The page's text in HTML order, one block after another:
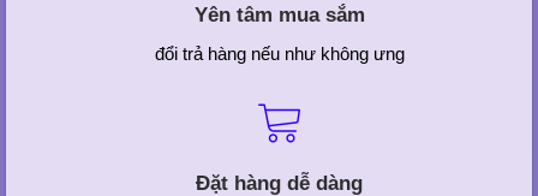
Yên tâm mua sắm
đổi trả hàng nếu như không ưng
Đặt hàng dễ dàng